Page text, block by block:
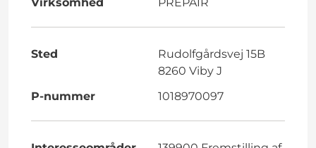
Sted
Rudolfgårdsvej 15B
8260 Viby J
P-nummer
1018970097